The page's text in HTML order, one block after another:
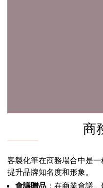
商
客製化筆在商務場合中是
提升品牌知名度和形象。
會議贈品 ：在商業會議